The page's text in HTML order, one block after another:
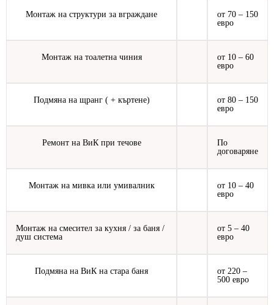
Монтаж на структури за вграждане
от 70 – 150
евро
Монтаж на тоалетна чиния
от 10 – 60
евро
Подмяна на щранг ( + къртене)
от 80 – 150
евро
Ремонт на ВиК при течове
По
договаряне
Монтаж на мивка или умивалник
от 10 – 40
евро
Монтаж на смесител за кухня / за баня /
душ система
от 5 – 40
евро
Подмяна на ВиК на стара баня
от 220 –
500 евро